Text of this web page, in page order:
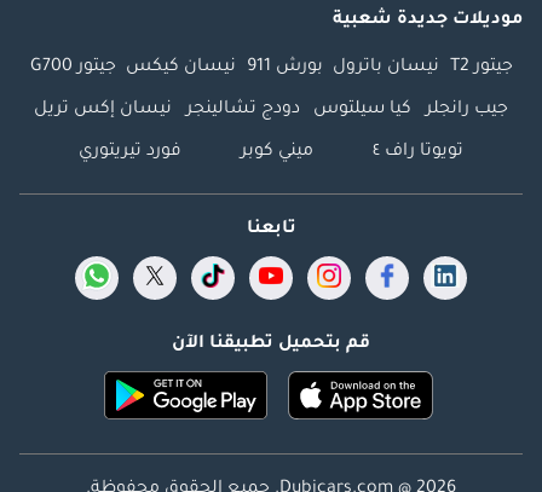
موديلات جديدة شعبية
جيتور T2 نيسان باترول بورش 911 نيسان كيكس جيتور G700
جيب رانجلر كيا سيلتوس دودج تشالينجر نيسان إكس تريل
تويوتا راف ٤ ميني كوبر فورد تيريتوري
تابعنا
قم بتحميل تطبيقنا الآن